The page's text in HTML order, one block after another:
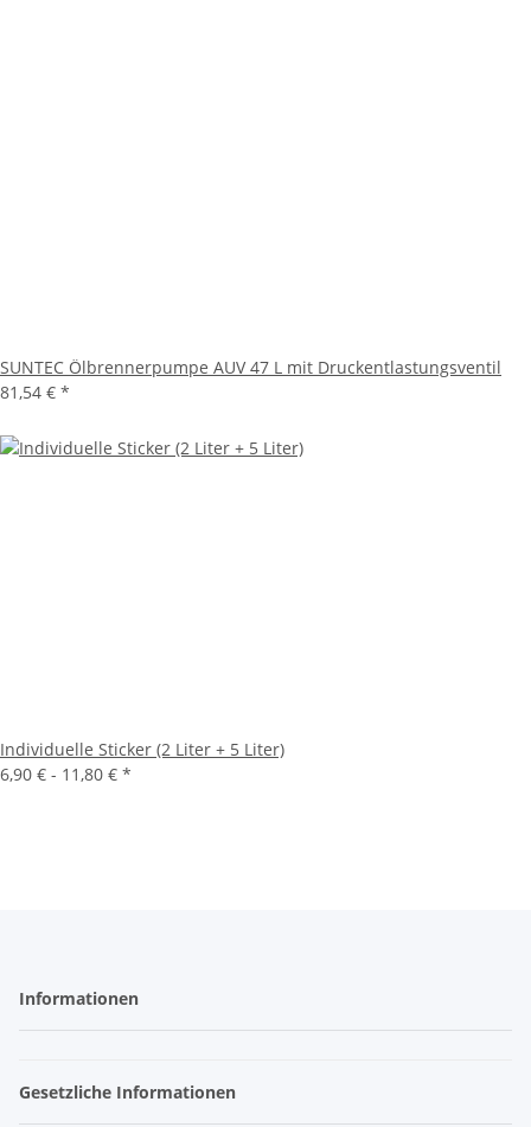
SUNTEC Ölbrennerpumpe AUV 47 L mit Druckentlastungsventil
81,54 € *
Individuelle Sticker (2 Liter + 5 Liter)
6,90 € - 11,80 € *
Informationen
Gesetzliche Informationen